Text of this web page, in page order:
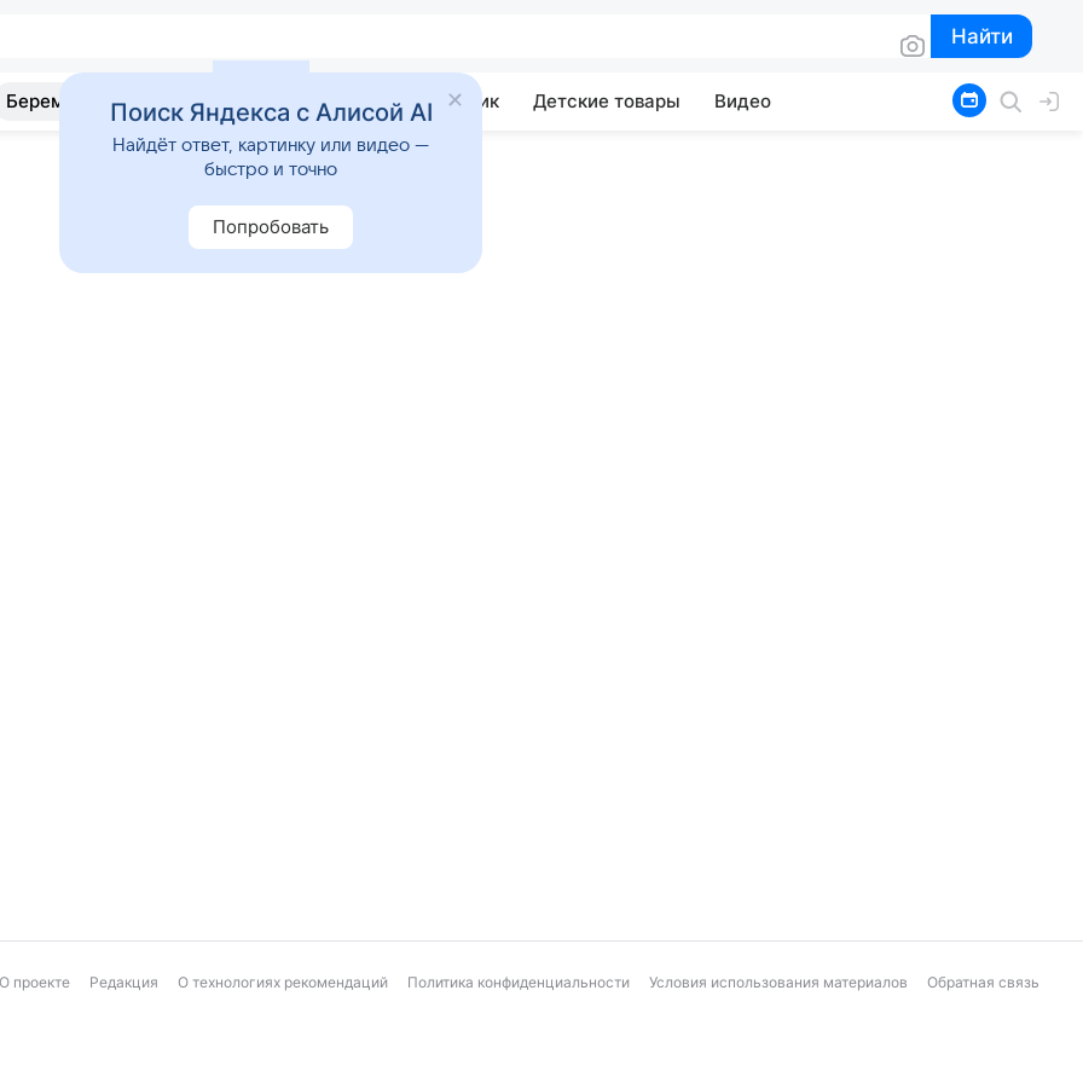
Найти
Найти
Беременность Развитие Почемучка Учебник Детские товары Видео
О проекте Редакция О технологиях рекомендаций Политика конфиденциальности Условия использования материалов Обратная связь
Поиск Яндекса с Алисой AI
Найдёт ответ, картинку или видео —
быстро и точно
Попробовать